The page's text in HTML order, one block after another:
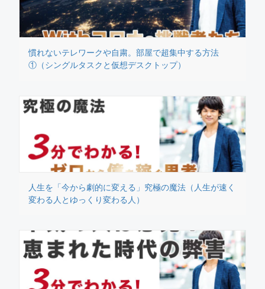
慣れないテレワークや自粛。部屋で超集中する方法
①（シングルタスクと仮想デスクトップ）
人生を「今から劇的に変える」究極の魔法（人生が速く
変わる人とゆっくり変わる人）